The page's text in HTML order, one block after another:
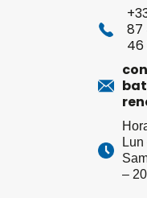
87
46
Lun
–